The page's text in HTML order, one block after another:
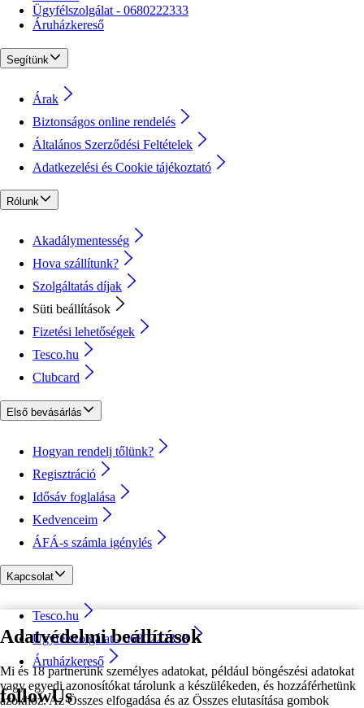
Adatvédelmi beállítások
Mi és 18 partnerünk személyes adatokat, például böngészési adatokat
vagy egyedi azonosítókat tárolunk a készülékeden, és hozzáférhetünk
azokhoz. Az Összes elfogadása és az Összes elutasítása gombok
Ügyfélszolgálat - 0680222333
Áruházkereső
Segítünk
Árak
Biztonságos online rendelés
Általános Szerződési Feltételek
Adatkezelési és Cookie tájékoztató
Rólunk
Akadálymentesség
Hova szállítunk?
Szolgáltatás díjak
Süti beállítások
Fizetési lehetőségek
Tesco.hu
Clubcard
Első bevásárlás
Hogyan rendelj tőlünk?
Regisztráció
Idősáv foglalása
Kedvenceim
ÁFÁ-s számla igénylés
Kapcsolat
Tesco.hu
Ügyfélszolgálat - 0680222333
Áruházkereső
followUs